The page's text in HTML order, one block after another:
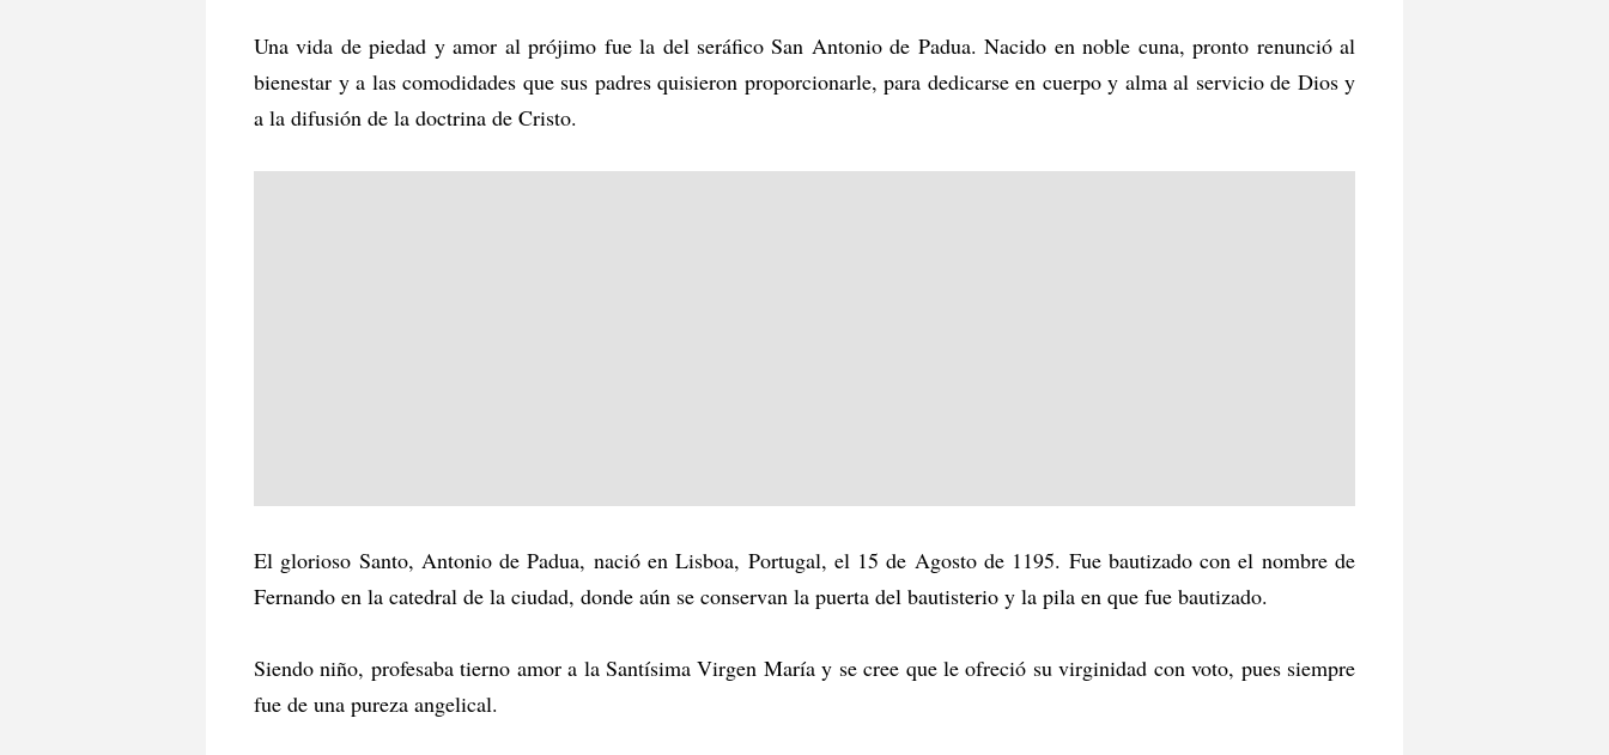
Una vida de piedad y amor al prójimo fue la del seráfico San Antonio de Padua. Nacido en noble cuna, pronto renunció al
bienestar y a las comodidades que sus padres quisieron proporcionarle, para dedicarse en cuerpo y alma al servicio de Dios y
a la difusión de la doctrina de Cristo.
El glorioso Santo, Antonio de Padua, nació en Lisboa, Portugal, el 15 de Agosto de 1195. Fue bautizado con el nombre de
Fernando en la catedral de la ciudad, donde aún se conservan la puerta del bautisterio y la pila en que fue bautizado.
Siendo niño, profesaba tierno amor a la Santísima Virgen María y se cree que le ofreció su virginidad con voto, pues siempre
fue de una pureza angelical.